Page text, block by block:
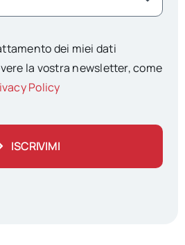
dei miei dati
la vostra newsletter, come
Policy
ISCRIVIMI